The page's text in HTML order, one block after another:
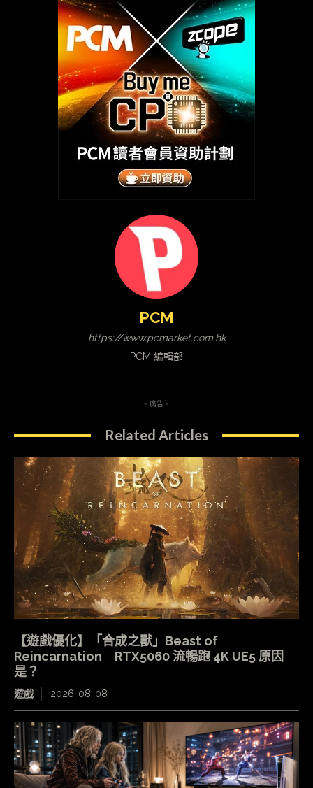
PCM
https://www.pcmarket.com.hk
PCM 編輯部
- 廣告 -
Related Articles
【遊戲優化】「合成之獸」Beast of
Reincarnation RTX5060 流暢跑 4K UE5 原因
是？
遊戲 2026-08-08